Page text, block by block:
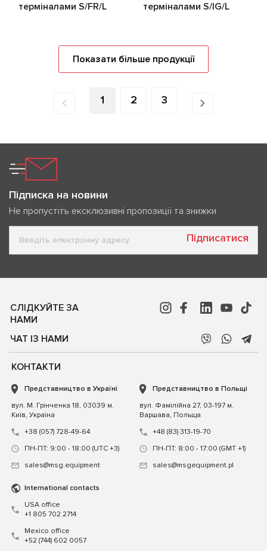
терміналами S/FR/L
терміналами S/IG/L
Показати більше продукції
1 2 3
Підписка на новини
Не пропустіть ексклюзивні пропозиції та знижки
Підписатися
СЛІДКУЙТЕ ЗА
НАМИ
ЧАТ ІЗ НАМИ
КОНТАКТИ
Представництво в Україні
вул. М. Грінченка 18, 03039 м.
Київ, Україна
+38 (057) 728-49-64
ПН-ПТ: 9:00 - 18:00 (UTC +3)
sales@msg.equipment
Представництво в Польщі
вул. Фамілійна 27, 03-197 м.
Варшава, Польща
+48 (83) 313-19-70
ПН-ПТ: 8:00 - 17:00 (GMT +1)
sales@msgequipment.pl
International contacts
USA office
+1 805 702 2714
Mexico office
+52 (744) 602 0057